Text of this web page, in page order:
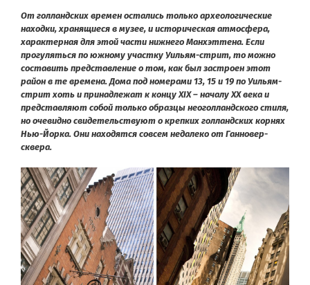
От голландских времен остались только археологические
находки, хранящиеся в музее, и историческая атмосфера,
характерная для этой части нижнего Манхэттена. Если
прогуляться по южному участку Уильям-стрит, то можно
составить представление о том, как был застроен этот
район в те времена. Дома под номерами 13, 15 и 19 по Уильям-
стрит хоть и принадлежат к концу XIX – началу XX века и
представляют собой только образцы неоголландского стиля,
но очевидно свидетельствуют о крепких голландских корнях
Нью-Йорка. Они находятся совсем недалеко от Ганновер-
сквера.